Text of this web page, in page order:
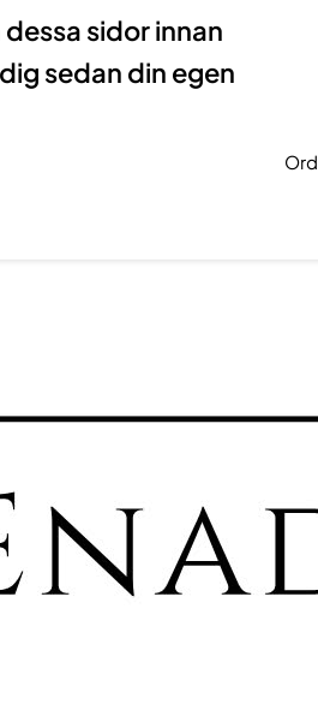
sidor innan
sedan din egen